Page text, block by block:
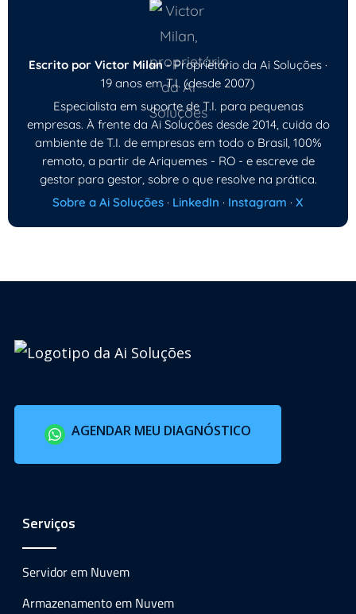
Escrito por Victor Milan- Proprietário da Ai Soluções ·
19 anos em T.I. (desde 2007)
Especialista em suporte de T.I. para pequenas
empresas. À frente da Ai Soluções desde 2014, cuida do
ambiente de T.I. de empresas em todo o Brasil, 100%
remoto, a partir de Ariquemes - RO - e escreve de
gestor para gestor, sobre o que resolve na prática.
Sobre a Ai Soluções · LinkedIn · Instagram · X
AGENDAR MEU DIAGNÓSTICO
Serviços
Servidor em Nuvem
Armazenamento em Nuvem